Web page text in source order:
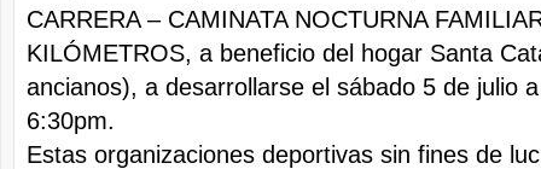
CARRERA – CAMINATA NOCTURNA
KILÓMETROS, a beneficio del hogar Santa
ancianos), a desarrollarse el sábado 5 de julio
6:30pm.
Estas organizaciones deportivas sin fines de